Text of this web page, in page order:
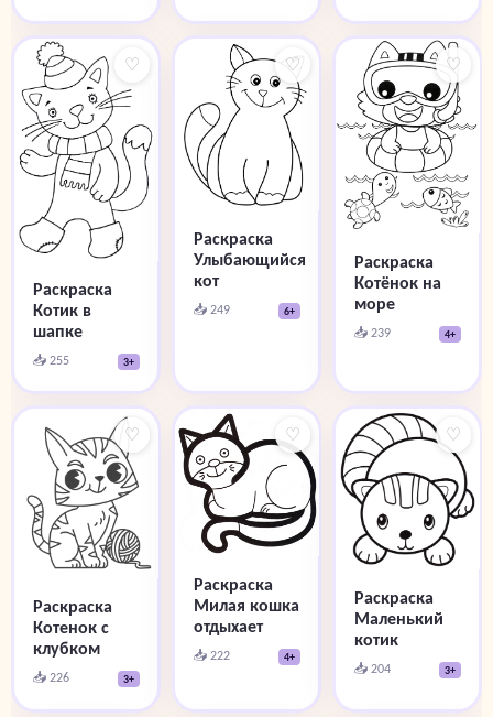
♡
Раскраска
Котик в
шапке
📥 255 3+
♡
Раскраска
Улыбающийся
кот
📥 249 6+
♡
Раскраска
Котёнок на
море
📥 239 4+
♡
Раскраска
Котенок с
клубком
📥 226 3+
♡
Раскраска
Милая кошка
отдыхает
📥 222 4+
♡
Раскраска
Маленький
котик
📥 204 3+